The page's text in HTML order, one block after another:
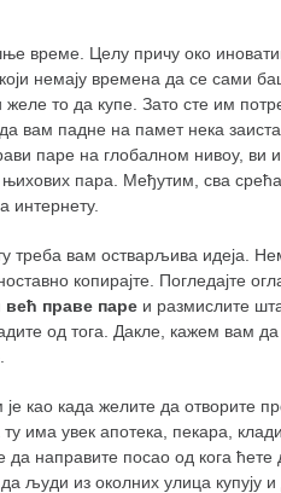
време. Целу причу око
немају времена да се сами
то да купе. Зато сте им
да вам падне на памет нека заиста
паре на глобалном нивоу, ви
пара. Међутим, сва
интернету.
треба вам остварљива идеја.
копирајте. Погледајте
већ праве паре и размислите
од тога. Дакле, кажем вам да
као када желите да отворите
има увек апотека, пекара,
направите посао од кога ћете
људи из околних улица купују